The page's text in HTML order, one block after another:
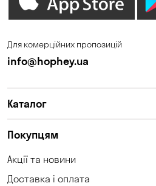
Для комерційних пропозицій
info@hophey.ua
Каталог
Покупцям
Акції та новини
Доставка і оплата